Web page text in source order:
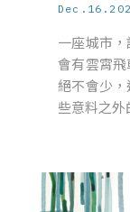
一座城市
會有雲霄
絕不會少
些意料之外